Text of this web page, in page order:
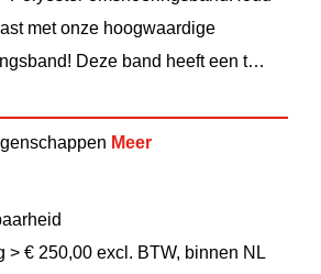
met onze hoogwaardige
Deze band heeft een t…
Meer
> € 250,00 excl. BTW, binnen NL